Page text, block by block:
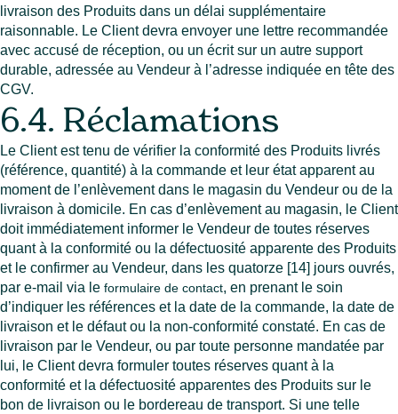
livraison des Produits dans un délai supplémentaire
raisonnable. Le Client devra envoyer une lettre recommandée
avec accusé de réception, ou un écrit sur un autre support
durable, adressée au Vendeur à l’adresse indiquée en tête des
CGV.
6.4. Réclamations
Le Client est tenu de vérifier la conformité des Produits livrés
(référence, quantité) à la commande et leur état apparent au
moment de l’enlèvement dans le magasin du Vendeur ou de la
livraison à domicile. En cas d’enlèvement au magasin, le Client
doit immédiatement informer le Vendeur de toutes réserves
quant à la conformité ou la défectuosité apparente des Produits
et le confirmer au Vendeur, dans les quatorze [14] jours ouvrés,
par e-mail via le formulaire de contact, en prenant le soin
d’indiquer les références et la date de la commande, la date de
livraison et le défaut ou la non-conformité constaté. En cas de
livraison par le Vendeur, ou par toute personne mandatée par
lui, le Client devra formuler toutes réserves quant à la
conformité et la défectuosité apparentes des Produits sur le
bon de livraison ou le bordereau de transport. Si une telle